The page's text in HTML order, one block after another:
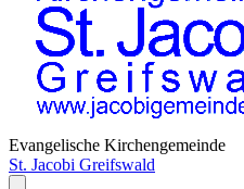
Evangelische Kirchengemeinde
St. Jacobi Greifswald